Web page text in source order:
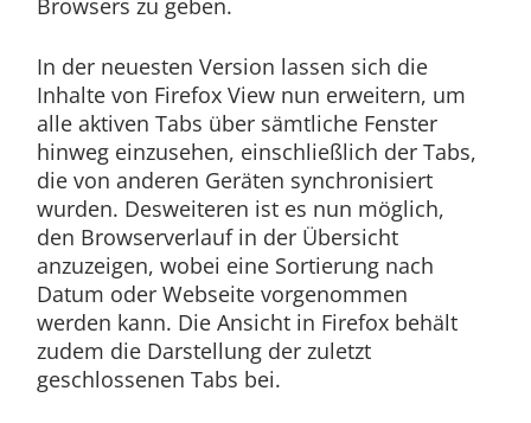
In der neuesten Version lassen sich die
Inhalte von Firefox View nun erweitern, um
alle aktiven Tabs über sämtliche Fenster
hinweg einzusehen, einschließlich der Tabs,
die von anderen Geräten synchronisiert
wurden. Desweiteren ist es nun möglich,
den Browserverlauf in der Übersicht
anzuzeigen, wobei eine Sortierung nach
Datum oder Webseite vorgenommen
werden kann. Die Ansicht in Firefox behält
zudem die Darstellung der zuletzt
geschlossenen Tabs bei.